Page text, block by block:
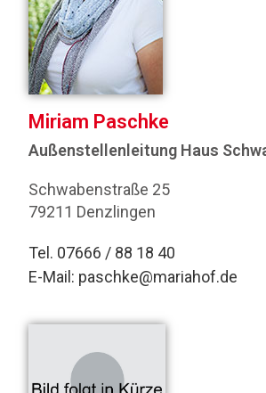
Miriam Paschke
Außenstellenleitung Haus
Schwabenstraße 25
79211 Denzlingen
Tel. 07666 / 88 18 40
E-Mail: paschke@mariahof.de